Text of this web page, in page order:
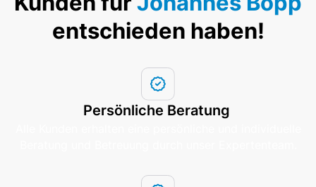
entschieden haben!
Persönliche Beratung